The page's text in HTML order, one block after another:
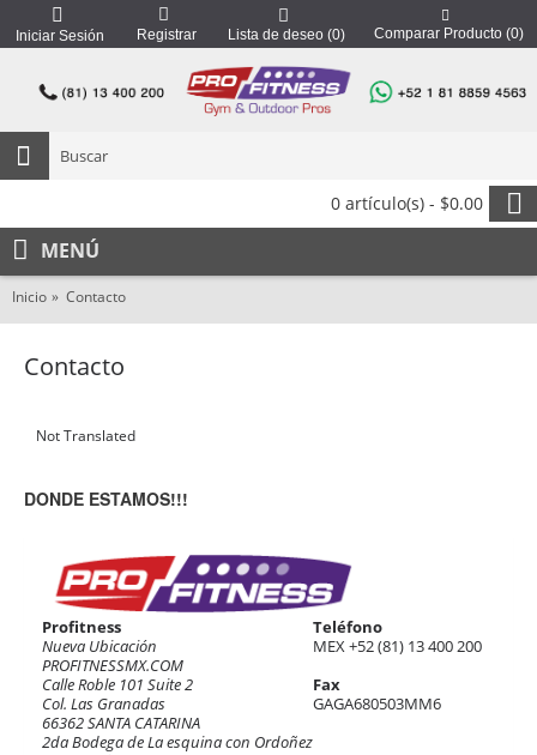
Iniciar Sesión Registrar Lista de deseo (0) Comparar Producto (0)
0 artículo(s) - $0.00
MENÚ
Inicio Contacto
Contacto
Not Translated
DONDE ESTAMOS!!!
Profitness
Nueva Ubicación
PROFITNESSMX.COM
Calle Roble 101 Suite 2
Col. Las Granadas
66362 SANTA CATARINA
2da Bodega de La esquina con Ordoñez
Teléfono
MEX +52 (81) 13 400 200
Fax
GAGA680503MM6